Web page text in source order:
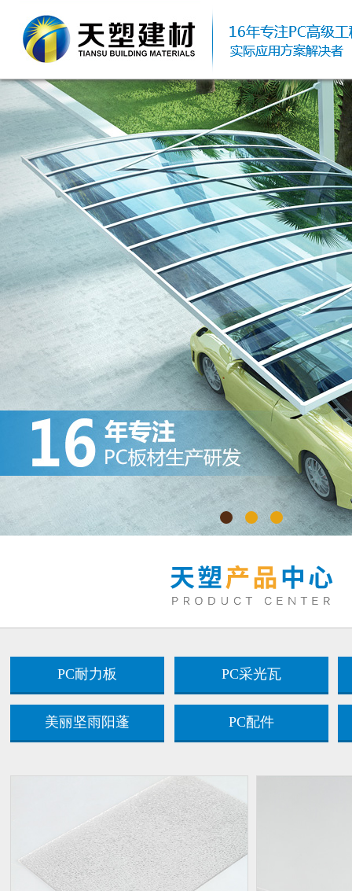
PC耐力板 PC采光瓦
美丽坚雨阳蓬 PC配件